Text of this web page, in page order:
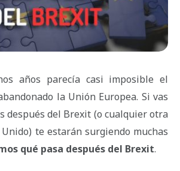
años parecía casi imposible el
la Unión Europea. Si vas
después del Brexit (o cualquier otra
te estarán surgiendo muchas
qué pasa después del Brexit.